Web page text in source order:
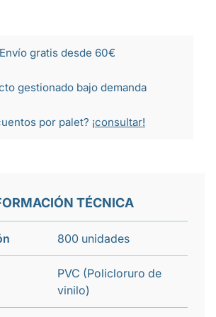
Envío gratis desde 60€
gestionado bajo demanda
por palet? ¡consultar!
TÉCNICA
800 unidades
PVC (Policloruro de
vinilo)